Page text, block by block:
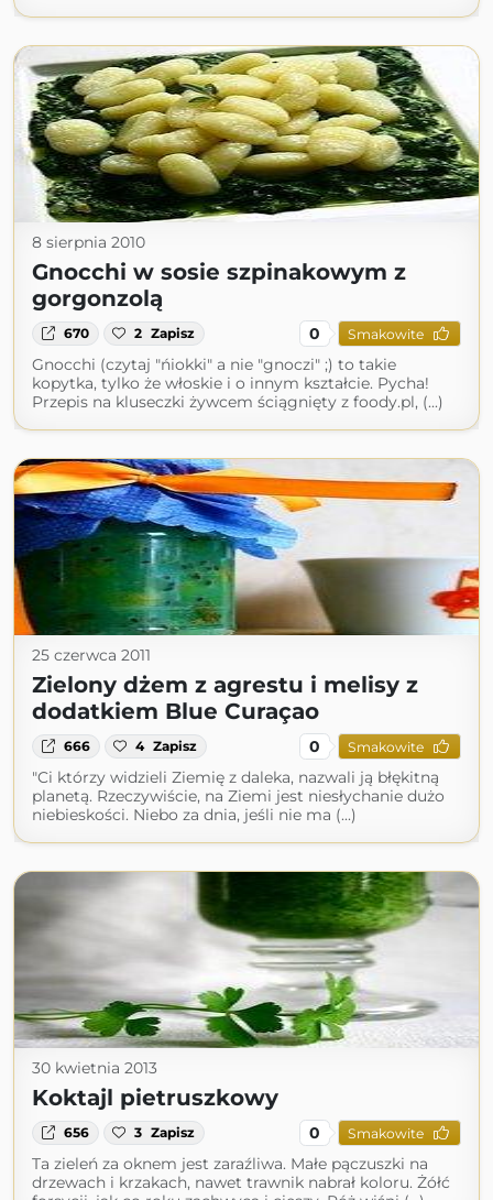
8 sierpnia 2010
Gnocchi w sosie szpinakowym z
gorgonzolą
670 2 Zapisz 0 Smakowite
Gnocchi (czytaj "ńiokki" a nie "gnoczi" ;) to takie
kopytka, tylko że włoskie i o innym kształcie. Pycha!
Przepis na kluseczki żywcem ściągnięty z foody.pl, (...)
25 czerwca 2011
Zielony dżem z agrestu i melisy z
dodatkiem Blue Curaçao
666 4 Zapisz 0 Smakowite
"Ci którzy widzieli Ziemię z daleka, nazwali ją błękitną
planetą. Rzeczywiście, na Ziemi jest niesłychanie dużo
niebieskości. Niebo za dnia, jeśli nie ma (...)
30 kwietnia 2013
Koktajl pietruszkowy
656 3 Zapisz 0 Smakowite
Ta zieleń za oknem jest zaraźliwa. Małe pączuszki na
drzewach i krzakach, nawet trawnik nabrał koloru. Żółć